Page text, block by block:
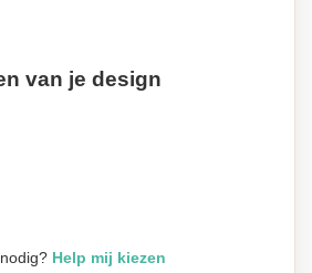
de GetAway-rugzak combineert
van je design
Help mij kiezen